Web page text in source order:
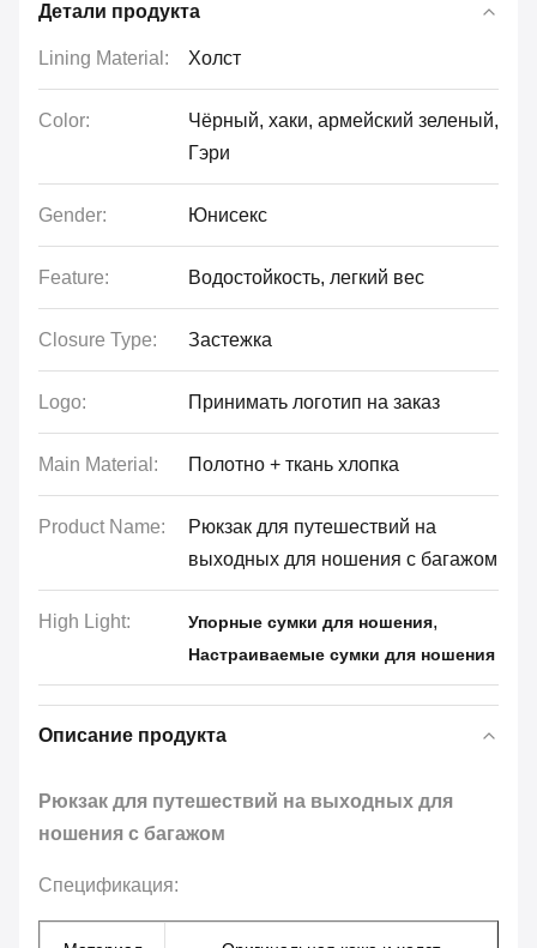
Детали продукта
Lining Material: Холст
Color:
Чёрный, хаки, армейский зеленый,
Гэри
Gender: Юнисекс
Feature: Водостойкость, легкий вес
Closure Type: Застежка
Logo: Принимать логотип на заказ
Main Material: Полотно + ткань хлопка
Product Name:
Рюкзак для путешествий на
выходных для ношения с багажом
High Light: Упорные сумки для ношения,
Настраиваемые сумки для ношения
Описание продукта
Рюкзак для путешествий на выходных для
ношения с багажом
Спецификация: